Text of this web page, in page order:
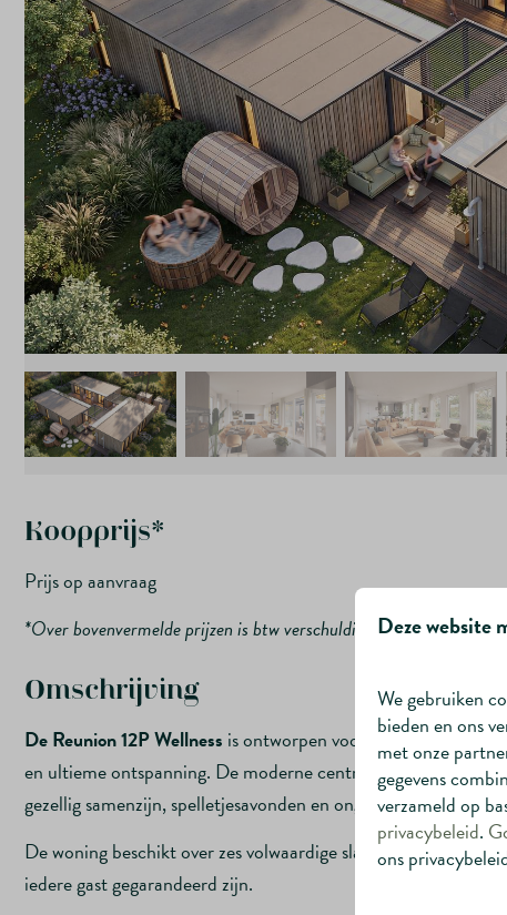
Koopprijs*
Prijs op aanvraag
*Over bovenvermelde prijzen is btw verschuldigd. Deze is in de
Omschrijving
De Reunion 12P Wellness is ontworpen voor grote families
en ultieme ontspanning. De moderne centrale leefruimte
gezellig samenzijn, spelletjesavonden en ongedwongen
De woning beschikt over zes volwaardige slaapkamers, elk
iedere gast gegarandeerd zijn.
Deze website
We gebruiken
bieden en ons
met onze
gegevens
verzameld op
privacybeleid.
ons